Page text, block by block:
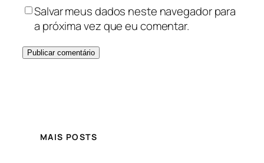
Salvar meus dados neste navegador para
a próxima vez que eu comentar.
MAIS POSTS